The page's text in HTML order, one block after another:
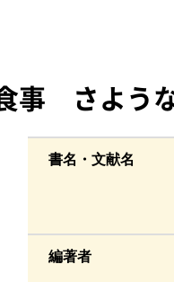
事 さよう
書名・文献名
編著者